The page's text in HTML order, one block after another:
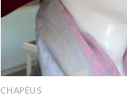
CHAPÉUS